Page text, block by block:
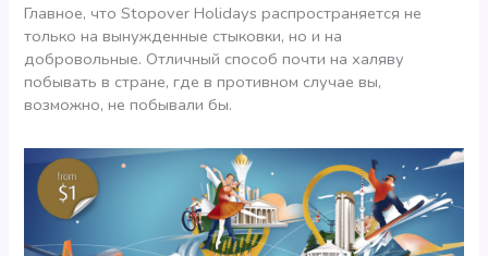
Главное, что Stopover Holidays распространяется не
только на вынужденные стыковки, но и на
добровольные. Отличный способ почти на халяву
побывать в стране, где в противном случае вы,
возможно, не побывали бы.